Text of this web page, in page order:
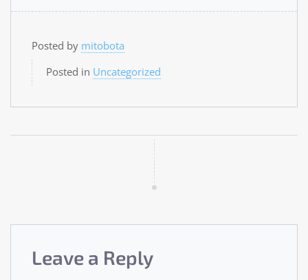
Posted by mitobota
Posted in Uncategorized
Leave a Reply